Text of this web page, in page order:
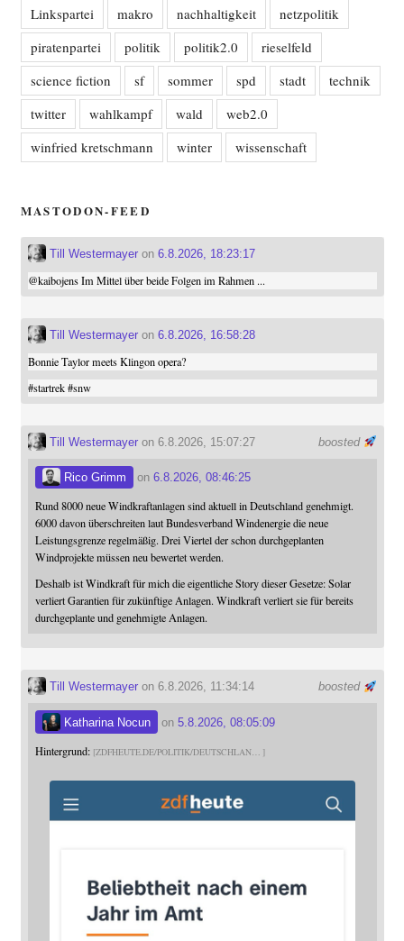
Linkspartei makro nachhaltigkeit
netzpolitik
piratenpartei
politik politik2.0
rieselfeld
science fiction
sf sommer spd stadt
technik
twitter
wahlkampf wald
web2.0
winfried kretschmann
winter wissenschaft
MASTODON-FEED
Till Westermayeron 6.8.2026, 18:23:17
@kaibojensIm Mittel über beide Folgen im Rahmen ...
Till Westermayeron 6.8.2026, 16:58:28
Bonnie Taylor meets Klingon opera?
#startrek #snw
boosted
Till Westermayeron 6.8.2026, 15:07:27
Rico Grimm on 6.8.2026, 08:46:25
Rund 8000 neue Windkraftanlagen sind aktuell in Deutschland genehmigt.
6000 davon überschreiten laut Bundesverband Windenergie die neue
Leistungsgrenze regelmäßig. Drei Viertel der schon durchgeplanten
Windprojekte müssen neu bewertet werden.
Deshalb ist Windkraft für mich die eigentliche Story dieser Gesetze: Solar
verliert Garantien für zukünftige Anlagen. Windkraft verliert sie für bereits
durchgeplante und genehmigte Anlagen.
boosted
Till Westermayeron 6.8.2026, 11:34:14
Katharina Nocun on 5.8.2026, 08:05:09
Hintergrund: ZDFHEUTE.DE/POLITIK/DEUTSCHLAN